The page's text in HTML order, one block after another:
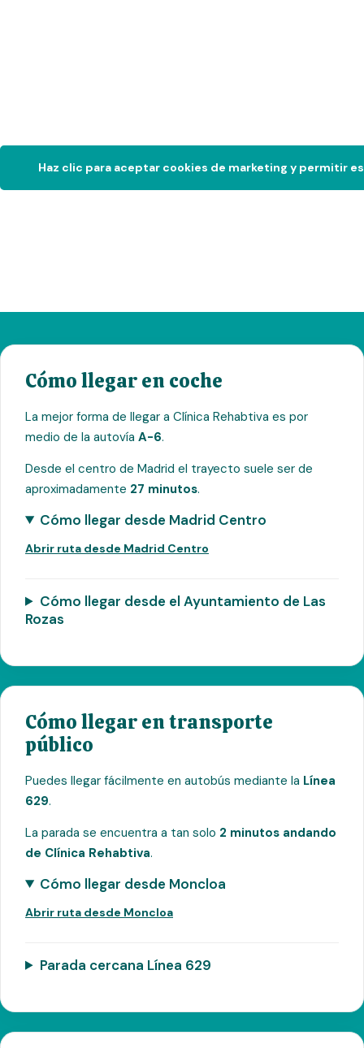
Haz clic para aceptar cookies de marketing y permitir
Cómo llegar en coche
La mejor forma de llegar a Clínica Rehabtiva es por
medio de la autovía A-6.
Desde el centro de Madrid el trayecto suele ser de
aproximadamente 27 minutos.
Cómo llegar desde Madrid Centro
Abrir ruta desde Madrid Centro
Cómo llegar desde el Ayuntamiento de Las
Rozas
Cómo llegar en transporte
público
Puedes llegar fácilmente en autobús mediante la Línea
629.
La parada se encuentra a tan solo 2 minutos andando
de Clínica Rehabtiva.
Cómo llegar desde Moncloa
Abrir ruta desde Moncloa
Parada cercana Línea 629